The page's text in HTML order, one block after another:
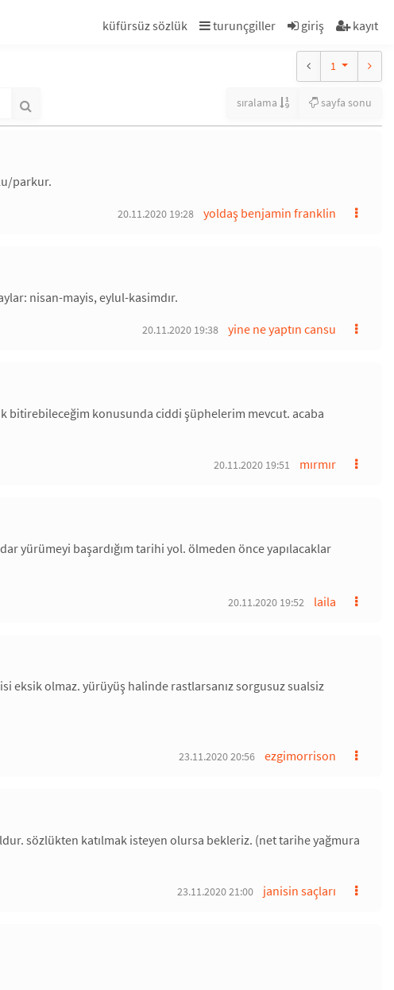
küfürsüz sözlük turunçgiller giriş kayıt
1
sıralama sayfa sonu
parkur.
yoldaş benjamin franklin
20.11.2020 19:28
nisan-mayis, eylul-kasimdır.
yine ne yaptın cansu
20.11.2020 19:38
bitirebileceğim konusunda ciddi şüphelerim mevcut. acaba
mırmır
20.11.2020 19:51
yürümeyi başardığım tarihi yol. ölmeden önce yapılacaklar
laila
20.11.2020 19:52
eksik olmaz. yürüyüş halinde rastlarsanız sorgusuz sualsiz
ezgimorrison
23.11.2020 20:56
sözlükten katılmak isteyen olursa bekleriz. (net tarihe yağmura
janisin saçları
23.11.2020 21:00